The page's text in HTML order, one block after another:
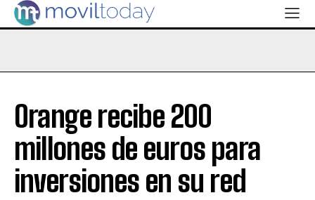
Orange recibe 200
millones de euros para
inversiones en su red